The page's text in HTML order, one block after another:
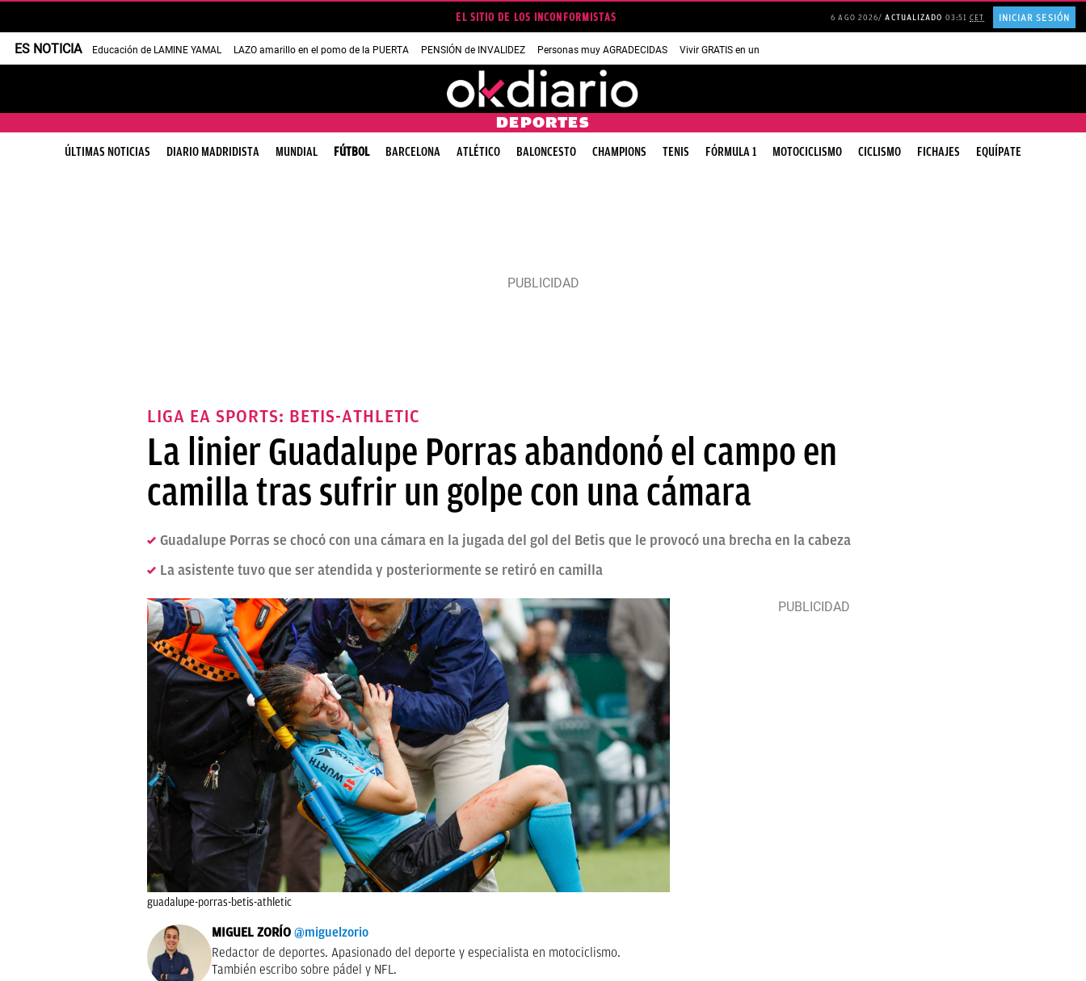
EL SITIO DE LOS INCONFORMISTAS 6 AGO 2026 ACTUALIZADO 03:51CET INICIAR SESIÓN
ES NOTICIA Educación de LAMINE YAMAL LAZO amarillo en el pomo de la PUERTA PENSIÓN de INVALIDEZ Personas muy AGRADECIDAS Vivir GRATIS en una ISLA en GRECIA
DEPORTES
ÚLTIMAS NOTICIAS DIARIO MADRIDISTA MUNDIAL FÚTBOL BARCELONA ATLÉTICO BALONCESTO CHAMPIONS TENIS FÓRMULA 1 MOTOCICLISMO CICLISMO FICHAJES EQUÍPATE
LIGA EA SPORTS: BETIS-ATHLETIC
La linier Guadalupe Porras abandonó el campo en
camilla tras sufrir un golpe con una cámara
Guadalupe Porras se chocó con una cámara en la jugada del gol del Betis que le provocó una brecha en la cabeza
La asistente tuvo que ser atendida y posteriormente se retiró en camilla
guadalupe-porras-betis-athletic
MIGUEL ZORÍO @miguelzorio
Redactor de deportes. Apasionado del deporte y especialista en motociclismo.
También escribo sobre pádel y NFL.